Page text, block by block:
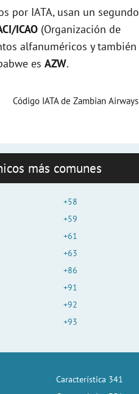
por IATA, usan un segundo
ICAO (Organización de
alfanuméricos y también
es AZW.
Código IATA de Zambian Airways
más comunes
+58
+59
+61
+63
+86
+91
+92
+93
Característica 341